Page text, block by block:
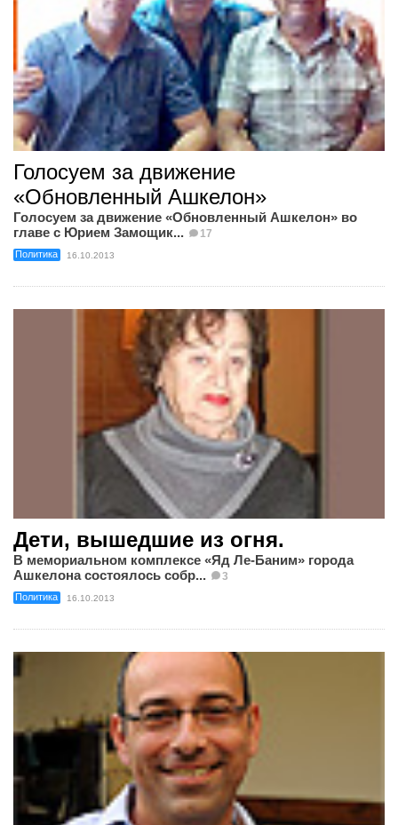
Голосуем за движение
«Обновленный Ашкелон»
Голосуем за движение «Обновленный Ашкелон» во
главе с Юрием Замощик...
17
Политика 16.10.2013
Дети, вышедшие из огня.
В мемориальном комплексе «Яд Ле-Баним» города
Ашкелона состоялось собр...
3
Политика 16.10.2013